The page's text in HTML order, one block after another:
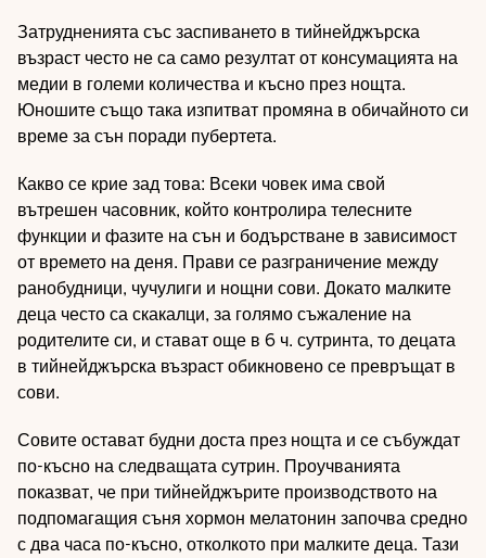
Затрудненията със заспиването в тийнейджърска
възраст често не са само резултат от консумацията на
медии в големи количества и късно през нощта.
Юношите също така изпитват промяна в обичайното си
време за сън поради пубертета.
Какво се крие зад това: Всеки човек има свой
вътрешен часовник, който контролира телесните
функции и фазите на сън и бодърстване в зависимост
от времето на деня. Прави се разграничение между
ранобудници, чучулиги и нощни сови. Докато малките
деца често са скакалци, за голямо съжаление на
родителите си, и стават още в 6 ч. сутринта, то децата
в тийнейджърска възраст обикновено се превръщат в
сови.
Совите остават будни доста през нощта и се събуждат
по-късно на следващата сутрин. Проучванията
показват, че при тийнейджърите производството на
подпомагащия съня хормон мелатонин започва средно
с два часа по-късно, отколкото при малките деца. Тази